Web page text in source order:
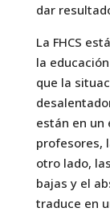
dar
La FHCS
la
que la
están en un
profesores,
otro lado,
bajas y el
traduce en